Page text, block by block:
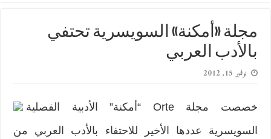
مجلة «أمكنة» السويسرية تحتفي
بالأدب العربي
نوفمبر 15, 2012
خصصت مجلة Orte “أمكنة” الأدبية الفصلية
السويسرية عددها الأخير للاحتفاء بالأدب العربي من